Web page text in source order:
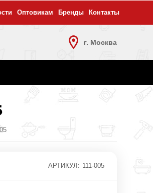
Оптовикам Бренды Контакты
г. Москва
АРТИКУЛ: 111-005